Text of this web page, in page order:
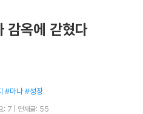
감옥에 갇혔다
#마나 #성장
: 7 연재글: 55